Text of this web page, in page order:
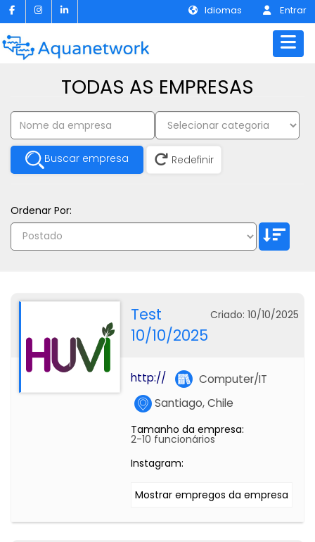
Entrar
Idiomas
TODAS AS EMPRESAS
Buscar empresa Redefinir
Ordenar Por:
Test
10/10/2025
Criado: 10/10/2025
http://
Computer/IT
Santiago, Chile
Tamanho da empresa:
2-10 funcionários
Instagram:
Mostrar empregos da empresa